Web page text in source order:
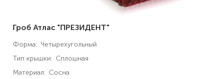
Гроб Атлас "ПРЕЗИДЕНТ"
Форма: Четырехугольный
Тип крышки: Сплошная
Материал: Сосна